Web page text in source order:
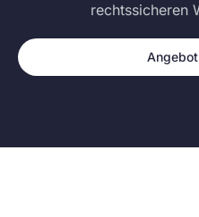
rechtssicheren